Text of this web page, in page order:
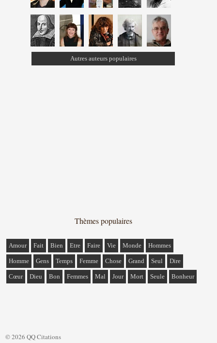
Autres auteurs populaires
Thèmes populaires
Amour Fait Bien Etre Faire Vie Monde Hommes
Homme Gens Temps Femme Chose Grand Seul Dire
Cœur Dieu Bon Femmes Mal Jour Mort Seule Bonheur
© 2026 QQ Citations